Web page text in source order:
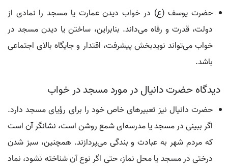
حضرت یوسف (ع) در خواب دیدن عمارت یا مسجد را نمادی از
دولت، قدرت و رفاه می‌داند. بنابراین، ساختن یا دیدن مسجد در
خواب می‌تواند نویدبخش پیشرفت، اقتدار و جایگاه بالای اجتماعی
باشد.
دیدگاه حضرت دانیال در مورد مسجد در خواب
حضرت دانیال نیز تعبیرهای خاص خود را برای رؤیای مسجد دارد.
اگر ببینی در مسجد یا مدرسه‌ای شمع روشن است، نشانگر آن است
که مردم شهر به عبادت و بندگی می‌پردازند. همچنین، سبز شدن
درختی در مسجد یا محل نماز، حتی اگر نوع آن شناخته نشود، نماد